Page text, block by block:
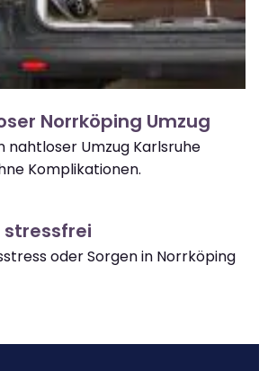
Norrköping Umzug
nahtloser Umzug Karlsruhe
Komplikationen.
oder Sorgen in Norrköping